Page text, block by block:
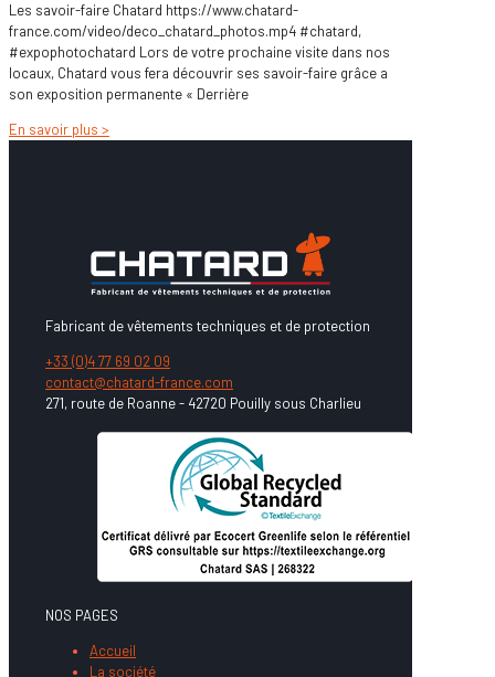
Les savoir-faire Chatard https://www.chatard-
france.com/video/deco_chatard_photos.mp4 #chatard,
#expophotochatard Lors de votre prochaine visite dans nos
locaux, Chatard vous fera découvrir ses savoir-faire grâce a
son exposition permanente « Derrière
En savoir plus >
Fabricant de vêtements techniques et de protection
+33 (0)4 77 69 02 09
contact@chatard-france.com
271, route de Roanne - 42720 Pouilly sous Charlieu
NOS PAGES
Accueil
La société